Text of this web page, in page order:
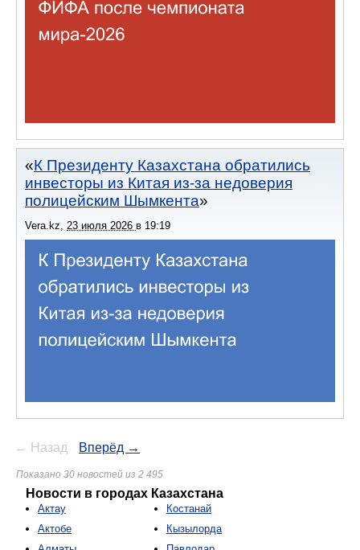
К Президенту Казахстана обратились
инвесторы из Китая из-за недоверия
полицейским Шымкента
Vera.kz, 23 июля 2026 в 19:19
← Назад Вперёд →
Показано 30 новостей из 2 495
Новости в городах Казахстана
Актау
Актобе
Костанай
Кызылорда